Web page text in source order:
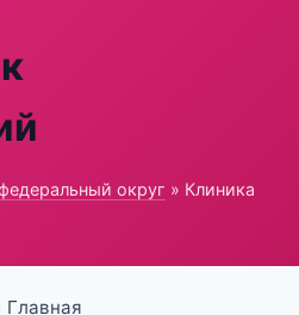
округ » Клиника
Главная